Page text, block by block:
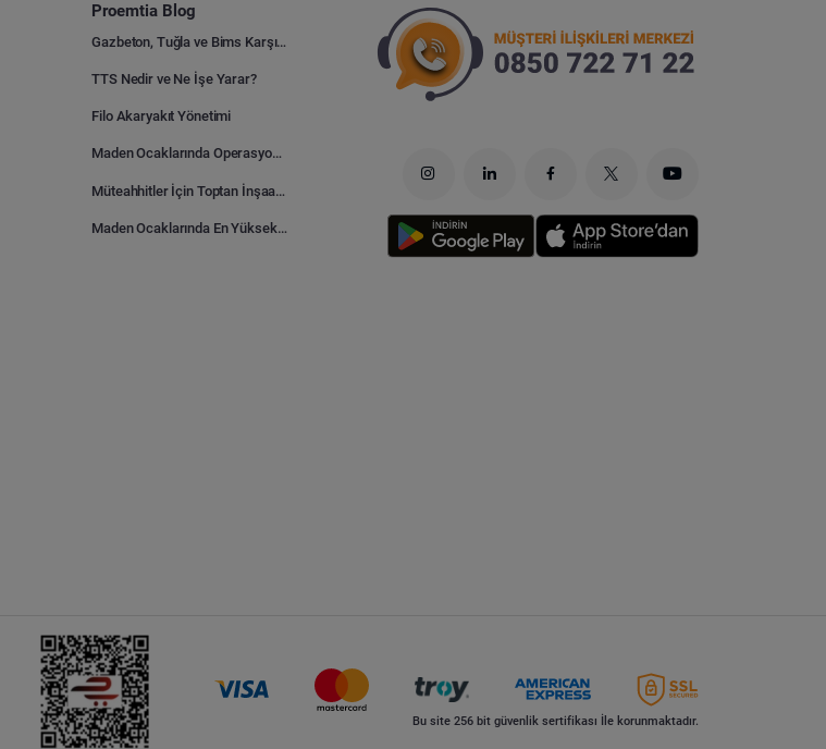
Proemtia Blog
Gazbeton, Tuğla ve Bims Karşılaştırması: Hangisi Daha Avantajlı?
TTS Nedir ve Ne İşe Yarar?
Filo Akaryakıt Yönetimi
Maden Ocaklarında Operasyonel Verimlilik Nasıl Arttırılır?
Müteahhitler İçin Toptan İnşaat Malzemesi Satın Alma Rehberi
Maden Ocaklarında En Yüksek Gider Kalemleri Nelerdir?
Bu site 256 bit güvenlik sertifikası İle korunmaktadır.